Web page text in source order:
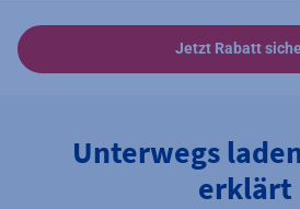
Jetzt Rabatt
Unterwegs
erklärt